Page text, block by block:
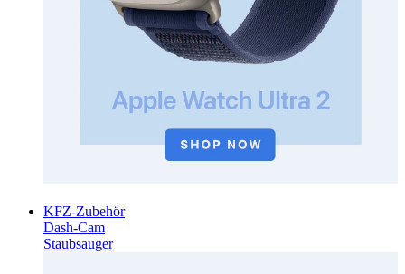
KFZ-Zubehör
Dash-Cam
Staubsauger